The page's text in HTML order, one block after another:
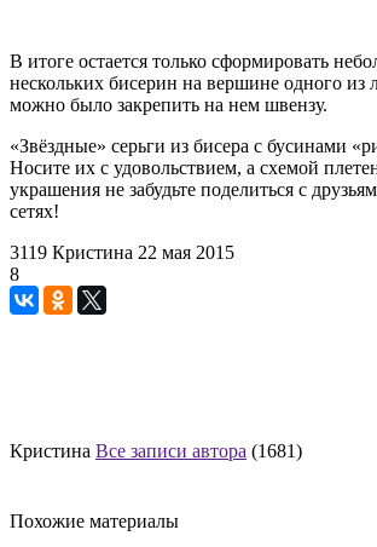
В итоге остается только сформировать
нескольких бисерин на вершине одного из
можно было закрепить на нем швензу.
«Звёздные» серьги из бисера с бусинами
Носите их с удовольствием, а схемой
украшения не забудьте поделиться с
сетях!
3119 Кристина 22 мая 2015
8
Кристина Все записи автора (1681)
Похожие материалы